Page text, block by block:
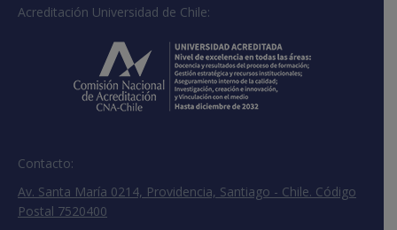
Acreditación Universidad de Chile:
Contacto:
Av. Santa María 0214, Providencia, Santiago - Chile. Código
Postal 7520400